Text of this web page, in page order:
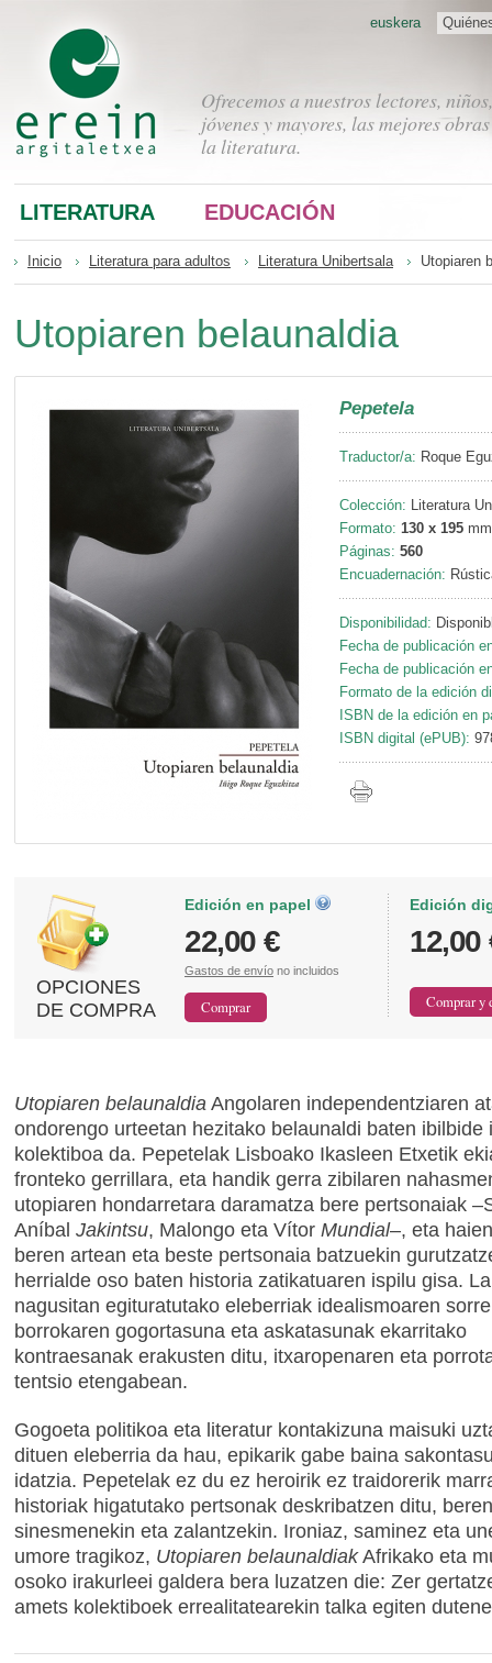
Ofrecemos a nuestros lectores, niños,
jóvenes y mayores, las mejores
la literatura.
euskera
LITERATURA EDUCACIÓN
Inicio Literatura para adultos Literatura Unibertsala Utopiaren
Utopiaren belaunaldia
Pepetela
Traductor/a: Roque
Colección: Literatura
Formato: 130 x 195 mm
Páginas: 560
Encuadernación:
Disponibilidad:
Fecha de publicación
Fecha de publicación
Formato de la edición
ISBN de la edición en
ISBN digital (ePUB):
OPCIONES
DE COMPRA
Edición en papel
22,00 €
Gastos de envío no incluidos
Edición
12,00
Utopiaren belaunaldia Angolaren independentziaren
ondorengo urteetan hezitako belaunaldi baten ibilbide
kolektiboa da. Pepetelak Lisboako Ikasleen Etxetik
fronteko gerrillara, eta handik gerra zibilaren
utopiaren hondarretara daramatza bere pertsonaiak
Aníbal Jakintsu, Malongo eta Vítor Mundial–, eta
beren artean eta beste pertsonaia batzuekin
herrialde oso baten historia zatikatuaren ispilu gisa.
nagusitan egituratutako eleberriak idealismoaren
borrokaren gogortasuna eta askatasunak ekarritako
kontraesanak erakusten ditu, itxaropenaren eta
tentsio etengabean.
Gogoeta politikoa eta literatur kontakizuna maisuki
dituen eleberria da hau, epikarik gabe baina
idatzia. Pepetelak ez du ez heroirik ez traidorerik
historiak higatutako pertsonak deskribatzen ditu, beren
sinesmenekin eta zalantzekin. Ironiaz, saminez eta
umore tragikoz, Utopiaren belaunaldiakAfrikako eta
osoko irakurleei galdera bera luzatzen die: Zer
amets kolektiboek errealitatearekin talka egiten